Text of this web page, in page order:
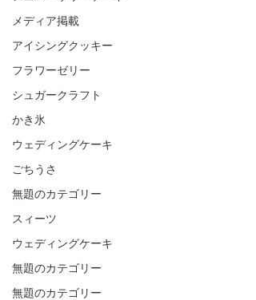
メディア掲載
アイシングクッキー
フラワーゼリー
シュガークラフト
かき氷
ウェディングケーキ
ごちうさ
無題のカテゴリー
スィーツ
ウェディングケーキ
無題のカテゴリー
無題のカテゴリー